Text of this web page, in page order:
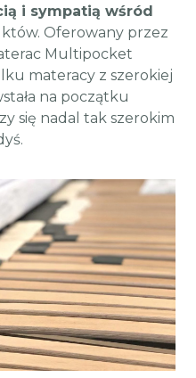
i sympatią wśród
Oferowany przez
Multipocket
materacy z szerokiej
na początku
się nadal tak szerokim